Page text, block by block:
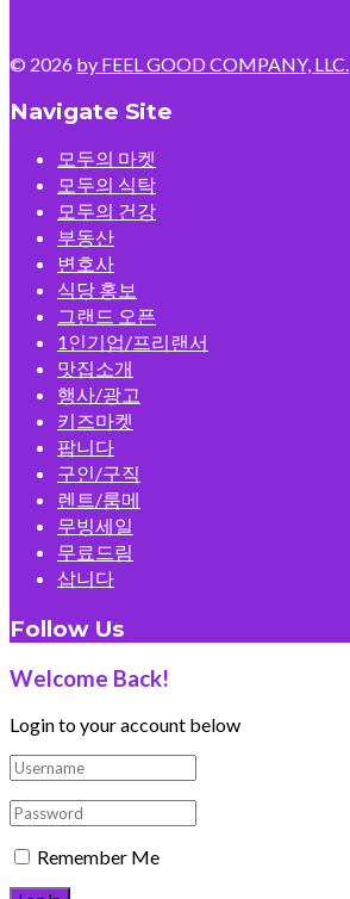
© 2026 by FEEL GOOD COMPANY, LLC.
Navigate Site
모두의 마켓
모두의 식탁
모두의 건강
부동산
변호사
식당 홍보
그랜드 오픈
1인기업/프리랜서
맛집소개
행사/광고
키즈마켓
팝니다
구인/구직
렌트/룸메
무빙세일
무료드림
삽니다
Follow Us
Welcome Back!
Login to your account below
Remember Me